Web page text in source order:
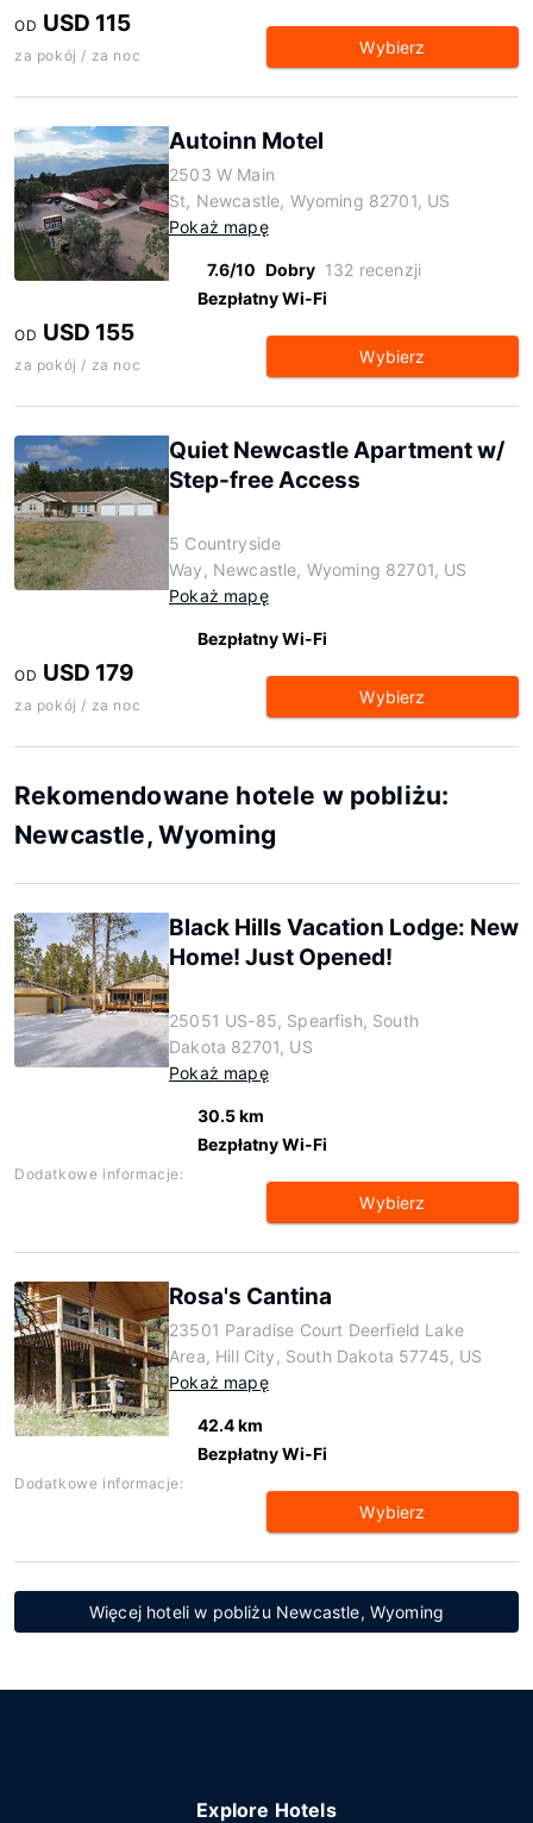
OD USD 115
za pokój / za noc Wybierz
Autoinn Motel
2503 W Main
St, Newcastle, Wyoming 82701, US
Pokaż mapę
7.6/10 Dobry 132 recenzji
Bezpłatny Wi-Fi
OD USD 155
za pokój / za noc Wybierz
Quiet Newcastle Apartment w/
Step-free Access
5 Countryside
Way, Newcastle, Wyoming 82701, US
Pokaż mapę
Bezpłatny Wi-Fi
OD USD 179
za pokój / za noc Wybierz
Rekomendowane hotele w pobliżu:
Newcastle, Wyoming
Black Hills Vacation Lodge: New
Home! Just Opened!
25051 US-85, Spearfish, South
Dakota 82701, US
Pokaż mapę
30.5 km
Bezpłatny Wi-Fi
Dodatkowe informacje:
Wybierz
Rosa's Cantina
23501 Paradise Court Deerfield Lake
Area, Hill City, South Dakota 57745, US
Pokaż mapę
42.4 km
Bezpłatny Wi-Fi
Dodatkowe informacje:
Wybierz
Więcej hoteli w pobliżu Newcastle, Wyoming
Explore Hotels